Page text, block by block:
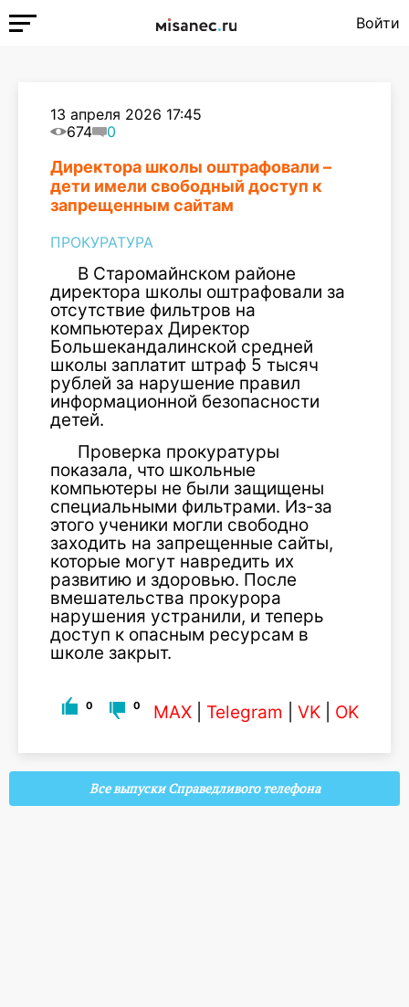
Войти
13 апреля 2026 17:45
674
0
Директора школы оштрафовали –
дети имели свободный доступ к
запрещенным сайтам
ПРОКУРАТУРА
В Старомайнском районе
директора школы оштрафовали за
отсутствие фильтров на
компьютерах Директор
Большекандалинской средней
школы заплатит штраф 5 тысяч
рублей за нарушение правил
информационной безопасности
детей.
Проверка прокуратуры
показала, что школьные
компьютеры не были защищены
специальными фильтрами. Из-за
этого ученики могли свободно
заходить на запрещенные сайты,
которые могут навредить их
развитию и здоровью. После
вмешательства прокурора
нарушения устранили, и теперь
доступ к опасным ресурсам в
школе закрыт.
0 0 MAX Telegram VK OK
Все выпуски Справедливого телефона